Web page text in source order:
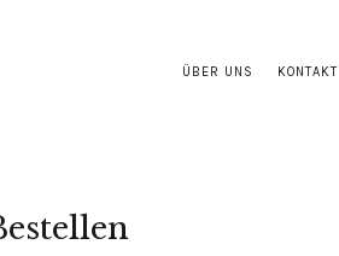
ÜBER UNS KONTAKT